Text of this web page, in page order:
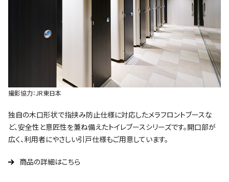
撮影協力：JR東日本
独自の木口形状で指挟み防止仕様に対応したメラフロントブースな
ど、安全性と意匠性を兼ね備えたトイレブースシリーズです。開口部が
広く、利用者にやさしい引戸仕様もご用意しています。
商品の詳細はこちら